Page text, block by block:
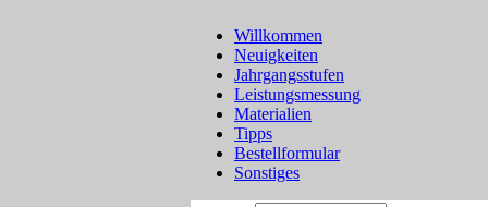
Willkommen
Neuigkeiten
Jahrgangsstufen
Leistungsmessung
Materialien
Tipps
Bestellformular
Sonstiges